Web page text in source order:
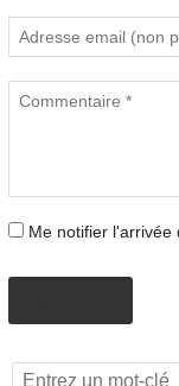
Me notifier l'arrivée